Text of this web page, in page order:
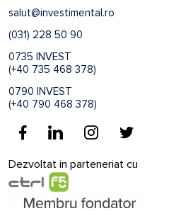
salut@investimental.ro
(031) 228 50 90
0735 INVEST
(+40 735 468 378)
0790 INVEST
(+40 790 468 378)
Dezvoltat in parteneriat cu